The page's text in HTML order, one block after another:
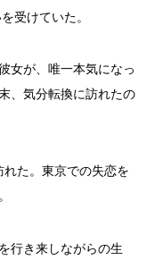
受けていた。
女が、唯一本気になっ
、気分転換に訪れたの
た。東京での失恋を
行き来しながらの生